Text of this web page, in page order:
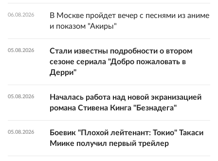
06.08.2026
В Москве пройдет вечер с песнями из аниме
и показом "Акиры"
05.08.2026
Стали известны подробности о втором
сезоне сериала "Добро пожаловать в
Дерри"
05.08.2026
Началась работа над новой экранизацией
романа Стивена Кинга "Безнадега"
05.08.2026
Боевик "Плохой лейтенант: Токио" Такаси
Миике получил первый трейлер